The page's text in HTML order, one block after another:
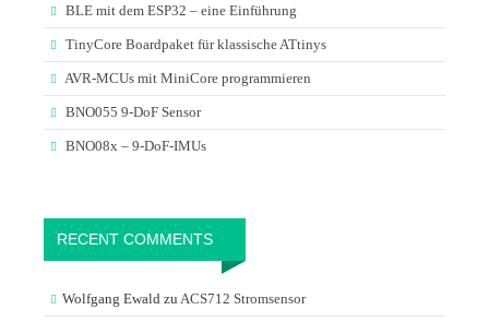
BLE mit dem ESP32 – eine Einführung
TinyCore Boardpaket für klassische ATtinys
AVR-MCUs mit MiniCore programmieren
BNO055 9-DoF Sensor
BNO08x – 9-DoF-IMUs
RECENT COMMENTS
Wolfgang Ewald zu ACS712 Stromsensor